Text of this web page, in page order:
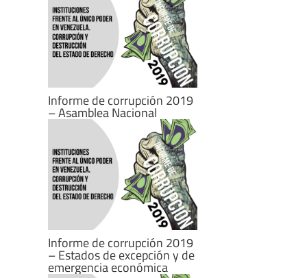
Informe de corrupción 2019
– Asamblea Nacional
Informe de corrupción 2019
– Estados de excepción y de
emergencia económica